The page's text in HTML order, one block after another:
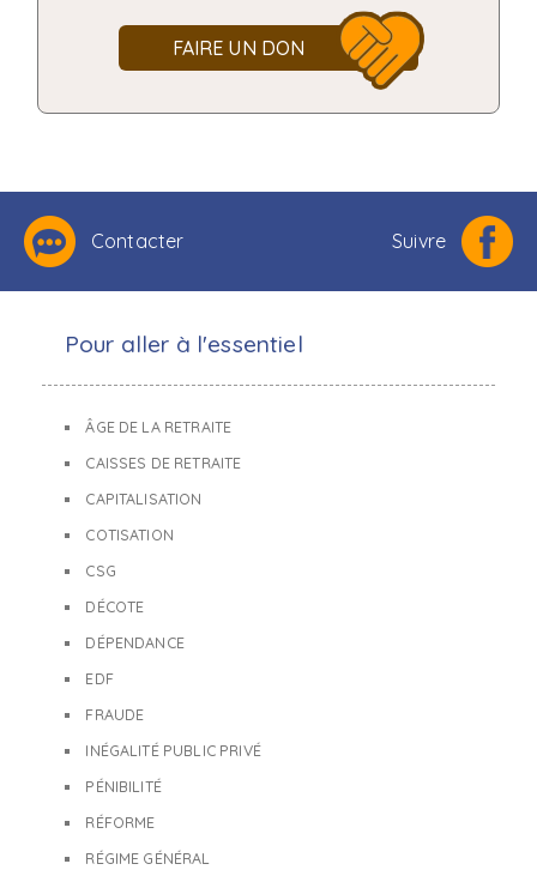
FAIRE UN DON
Contacter Suivre
Pour aller à l'essentiel
ÂGE DE LA RETRAITE
CAISSES DE RETRAITE
CAPITALISATION
COTISATION
CSG
DÉCOTE
DÉPENDANCE
EDF
FRAUDE
INÉGALITÉ PUBLIC PRIVÉ
PÉNIBILITÉ
RÉFORME
RÉGIME GÉNÉRAL